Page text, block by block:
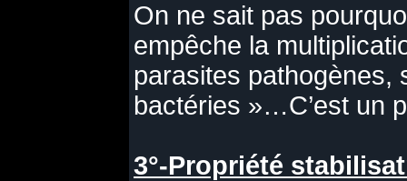
On ne sait pas
empêche la
parasites pathogènes,
bactéries »…C’est un
3°-Propriété